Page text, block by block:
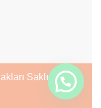
Saklıdır.